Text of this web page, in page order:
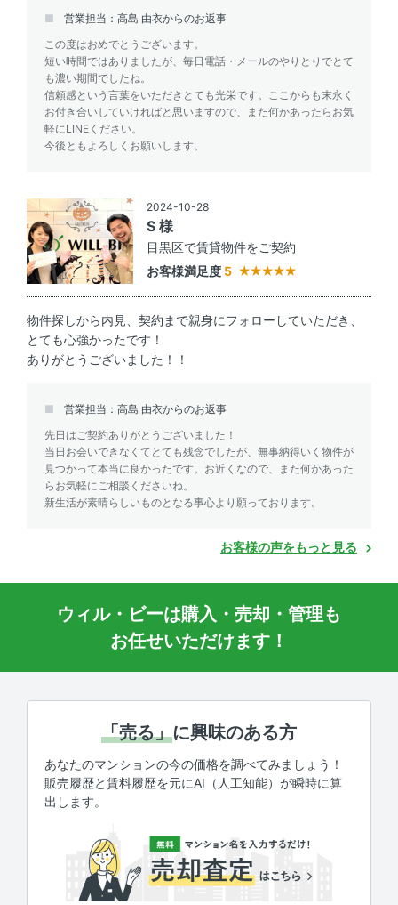
営業担当：高島 由衣からのお返事
この度はおめでとうございます。
短い時間ではありましたが、毎日電話・メールのやりとりでとて
も濃い期間でしたね。
信頼感という言葉をいただきとても光栄です。ここからも末永く
お付き合いしていければと思いますので、また何かあったらお気
軽にLINEください。
今後ともよろしくお願いします。
2024-10-28
S 様
目黒区で賃貸物件をご契約
お客様満足度 5
物件探しから内見、契約まで親身にフォローしていただき、
とても心強かったです！
ありがとうございました！！
営業担当：高島 由衣からのお返事
先日はご契約ありがとうございました！
当日お会いできなくてとても残念でしたが、無事納得いく物件が
見つかって本当に良かったです。お近くなので、また何かあった
らお気軽にご相談くださいね。
新生活が素晴らしいものとなる事心より願っております。
お客様の声をもっと見る
ウィル・ビーは購入・売却・管理も
お任せいただけます！
「売る」に興味のある方
あなたのマンションの今の価格を調べてみましょう！
販売履歴と賃料履歴を元にAI（人工知能）が瞬時に算
出します。